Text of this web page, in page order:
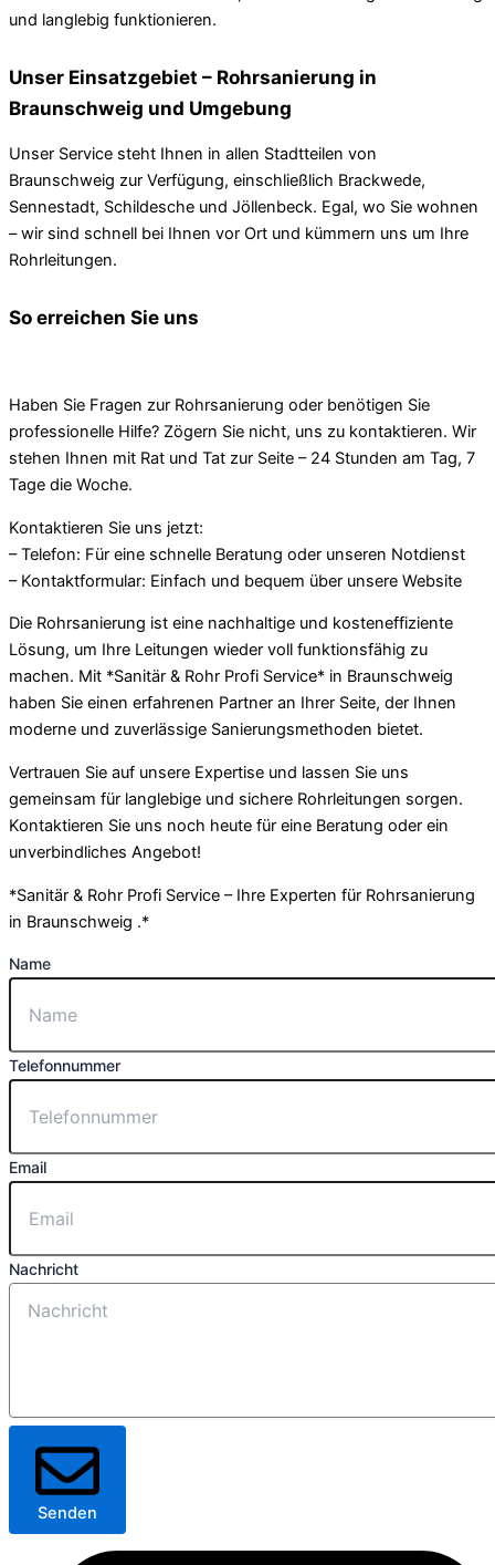
und langlebig funktionieren.
Unser Einsatzgebiet – Rohrsanierung in
Braunschweig und Umgebung
Unser Service steht Ihnen in allen Stadtteilen von
Braunschweig zur Verfügung, einschließlich Brackwede,
Sennestadt, Schildesche und Jöllenbeck. Egal, wo Sie wohnen
– wir sind schnell bei Ihnen vor Ort und kümmern uns um Ihre
Rohrleitungen.
So erreichen Sie uns
Haben Sie Fragen zur Rohrsanierung oder benötigen Sie
professionelle Hilfe? Zögern Sie nicht, uns zu kontaktieren. Wir
stehen Ihnen mit Rat und Tat zur Seite – 24 Stunden am Tag, 7
Tage die Woche.
Kontaktieren Sie uns jetzt:
– Telefon: Für eine schnelle Beratung oder unseren Notdienst
– Kontaktformular: Einfach und bequem über unsere Website
Die Rohrsanierung ist eine nachhaltige und kosteneffiziente
Lösung, um Ihre Leitungen wieder voll funktionsfähig zu
machen. Mit *Sanitär & Rohr Profi Service* in Braunschweig
haben Sie einen erfahrenen Partner an Ihrer Seite, der Ihnen
moderne und zuverlässige Sanierungsmethoden bietet.
Vertrauen Sie auf unsere Expertise und lassen Sie uns
gemeinsam für langlebige und sichere Rohrleitungen sorgen.
Kontaktieren Sie uns noch heute für eine Beratung oder ein
unverbindliches Angebot!
*Sanitär & Rohr Profi Service – Ihre Experten für Rohrsanierung
in Braunschweig .*
Name
Telefonnummer
Email
Nachricht
Senden